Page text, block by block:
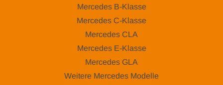
Mercedes B-Klasse
Mercedes C-Klasse
Mercedes CLA
Mercedes E-Klasse
Mercedes GLA
Weitere Mercedes Modelle